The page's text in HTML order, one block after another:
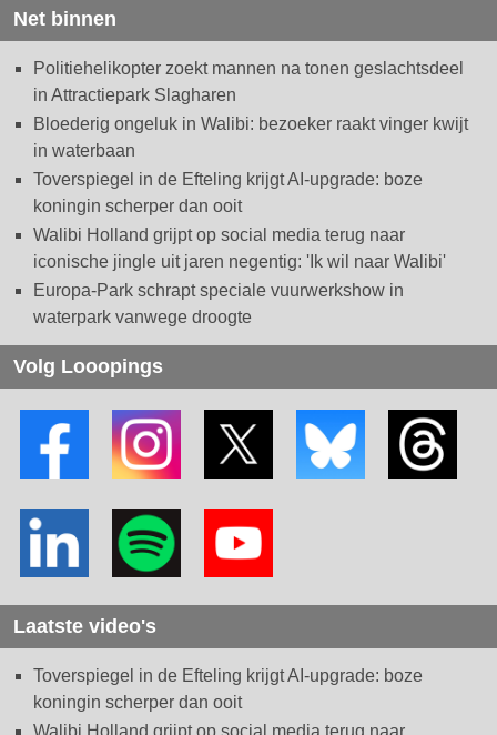
Net binnen
Politiehelikopter zoekt mannen na tonen geslachtsdeel
in Attractiepark Slagharen
Bloederig ongeluk in Walibi: bezoeker raakt vinger kwijt
in waterbaan
Toverspiegel in de Efteling krijgt AI-upgrade: boze
koningin scherper dan ooit
Walibi Holland grijpt op social media terug naar
iconische jingle uit jaren negentig: 'Ik wil naar Walibi'
Europa-Park schrapt speciale vuurwerkshow in
waterpark vanwege droogte
Volg Looopings
Laatste video's
Toverspiegel in de Efteling krijgt AI-upgrade: boze
koningin scherper dan ooit
Walibi Holland grijpt op social media terug naar